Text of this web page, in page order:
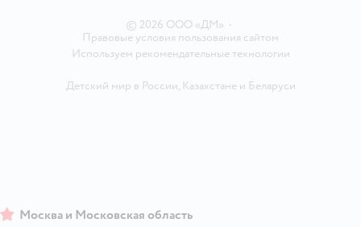
© 2026 ООО «ДМ» •
Правовые условия пользования сайтом
Используем рекомендательные технологии
Детский мир в России, Казахстанеи Беларуси
Москва и Московская область